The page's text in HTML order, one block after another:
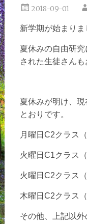
2018-09-01
新学期が始まりま
夏休みの自由研
された生徒さんも
夏休みが明け、
とおりです。
月曜日C2クラス
火曜日C1クラス
火曜日C2クラス
木曜日C2クラス
その他、上記以